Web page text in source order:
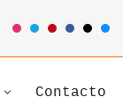
Contacto